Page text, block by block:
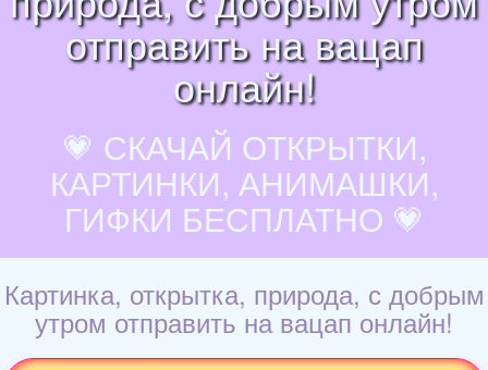
отправить на вацап
онлайн!
💗 СКАЧАЙ ОТКРЫТКИ,
КАРТИНКИ, АНИМАШКИ,
ГИФКИ БЕСПЛАТНО 💗
Картинка, открытка, природа, с добрым
утром отправить на вацап онлайн!